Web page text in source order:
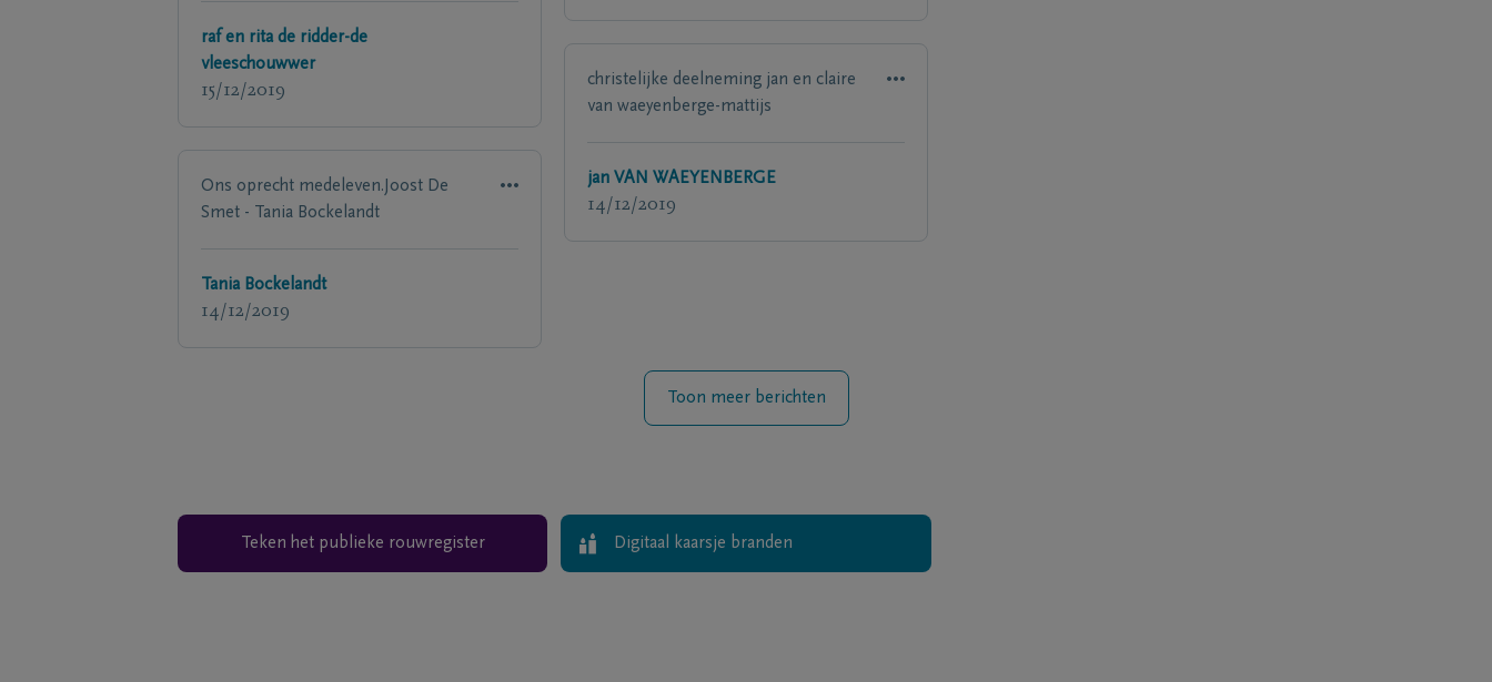
raf en rita de ridder-de
vleeschouwwer
15/12/2019
Ons oprecht medeleven.Joost De
Smet - Tania Bockelandt
Tania Bockelandt
14/12/2019
christelijke deelneming jan en claire
van waeyenberge-mattijs
jan VAN WAEYENBERGE
14/12/2019
Toon meer berichten
Teken het publieke rouwregister Digitaal kaarsje branden